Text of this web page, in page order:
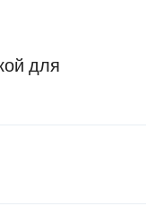
для